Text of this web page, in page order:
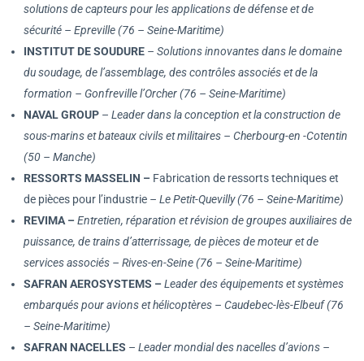
solutions de capteurs pour les applications de défense et de
sécurité – Epreville (76 – Seine-Maritime)
INSTITUT DE SOUDURE – Solutions innovantes dans le domaine
du soudage, de l’assemblage, des contrôles associés et de la
formation – Gonfreville l’Orcher (76 – Seine-Maritime)
NAVAL GROUP – Leader dans la conception et la construction de
sous-marins et bateaux civils et militaires – Cherbourg-en -Cotentin
(50 – Manche)
RESSORTS MASSELIN – Fabrication de ressorts techniques et
de pièces pour l’industrie – Le Petit-Quevilly (76 – Seine-Maritime)
REVIMA –Entretien, réparation et révision de groupes auxiliaires de
puissance, de trains d’atterrissage, de pièces de moteur et de
services associés – Rives-en-Seine(76 – Seine-Maritime)
SAFRAN AEROSYSTEMS –Leader des équipements et systèmes
embarqués pour avions et hélicoptères – Caudebec-lès-Elbeuf (76
– Seine-Maritime)
SAFRAN NACELLES – Leader mondial des nacelles d’avions –